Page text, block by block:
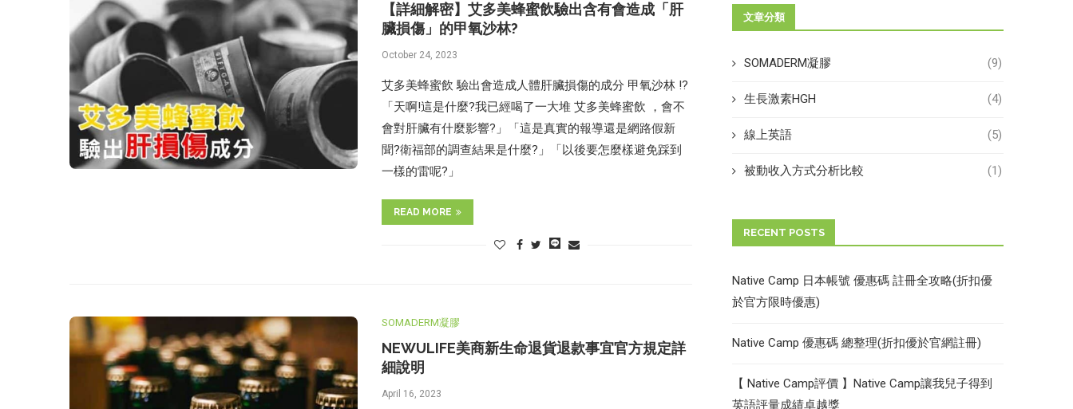
【詳細解密】艾多美蜂蜜飲驗出含有會造成「肝
臟損傷」的甲氧沙林?
October 24, 2023
艾多美蜂蜜飲 驗出會造成人體肝臟損傷的成分 甲氧沙林 !?
「天啊!這是什麼?我已經喝了一大堆 艾多美蜂蜜飲 ，會不
會對肝臟有什麼影響?」「這是真實的報導還是網路假新
聞?衛福部的調查結果是什麼?」「以後要怎麼樣避免踩到
一樣的雷呢?」
READ MORE
SOMADERM凝膠
NEWULIFE美商新生命退貨退款事宜官方規定詳
細說明
April 16, 2023
文章分類
SOMADERM凝膠 (9)
生長激素HGH (4)
線上英語 (5)
被動收入方式分析比較 (1)
RECENT POSTS
Native Camp 日本帳號 優惠碼 註冊全攻略(折扣優
於官方限時優惠)
Native Camp 優惠碼 總整理(折扣優於官網註冊)
【 Native Camp評價 】Native Camp讓我兒子得到
英語評量成績卓越獎